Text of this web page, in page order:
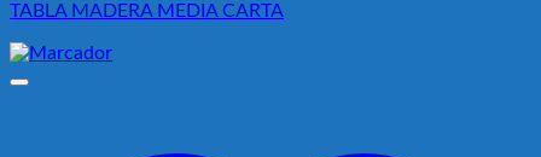
TABLA MADERA MEDIA CARTA